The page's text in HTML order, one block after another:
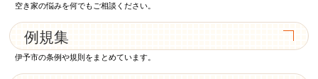
空き家の悩みを何でもご相談ください。
例規集
伊予市の条例や規則をまとめています。